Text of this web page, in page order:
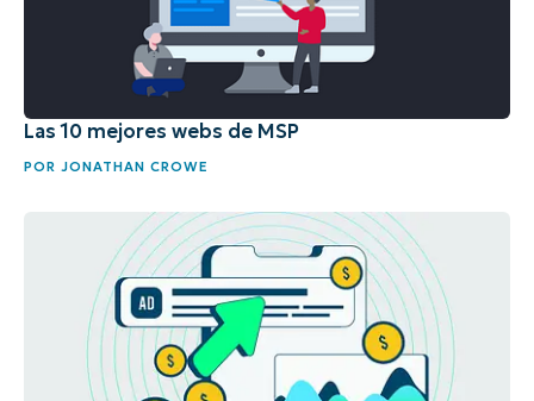
Las 10 mejores webs de MSP
POR JONATHAN CROWE